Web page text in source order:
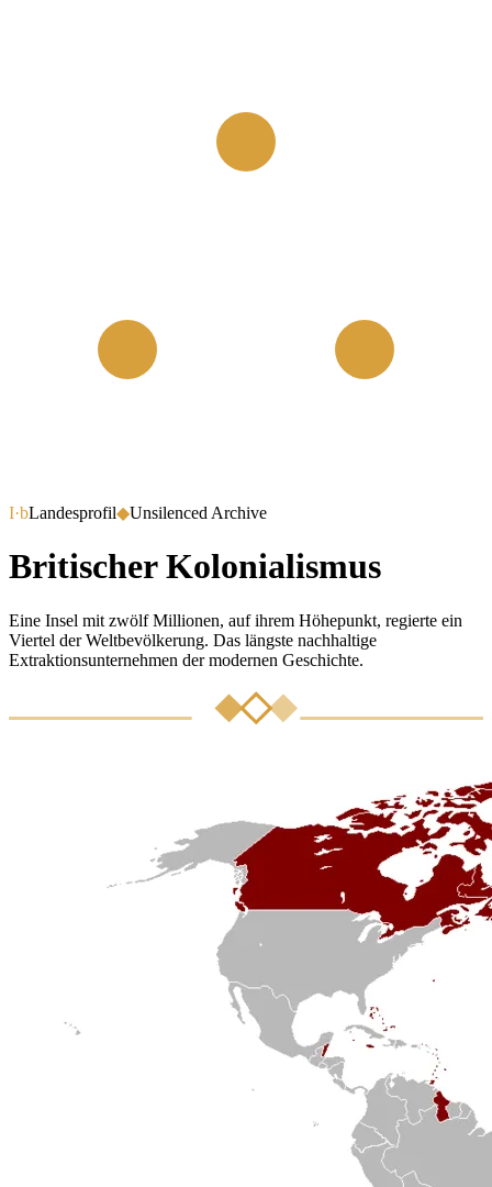
I·bLandesprofil◆Unsilenced Archive
Britischer Kolonialismus
Eine Insel mit zwölf Millionen, auf ihrem Höhepunkt, regierte ein
Viertel der Weltbevölkerung. Das längste nachhaltige
Extraktionsunternehmen der modernen Geschichte.